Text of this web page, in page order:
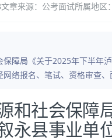
文章来源：公考面试所属地区
障局《关于2025年下半年
络报名、笔试、资格审查
和社会保障
永县事业单